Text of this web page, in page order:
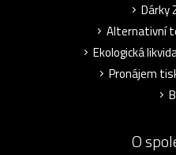
Dárky
Alternativní
Ekologická
Pronájem
O